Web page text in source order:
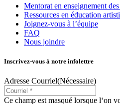
Mentorat en enseignement
Ressources en éducation
Joignez-vous à l’équipe
FAQ
Nous joindre
Inscrivez-vous à notre infolettre
Adresse Courriel(Nécessaire)
Ce champ est masqué lorsque l‘on